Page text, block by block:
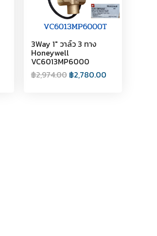
3Way 1" วาล์ว 3 ทาง
Honeywell
VC6013MP6000
฿2,974.00 ฿2,780.00